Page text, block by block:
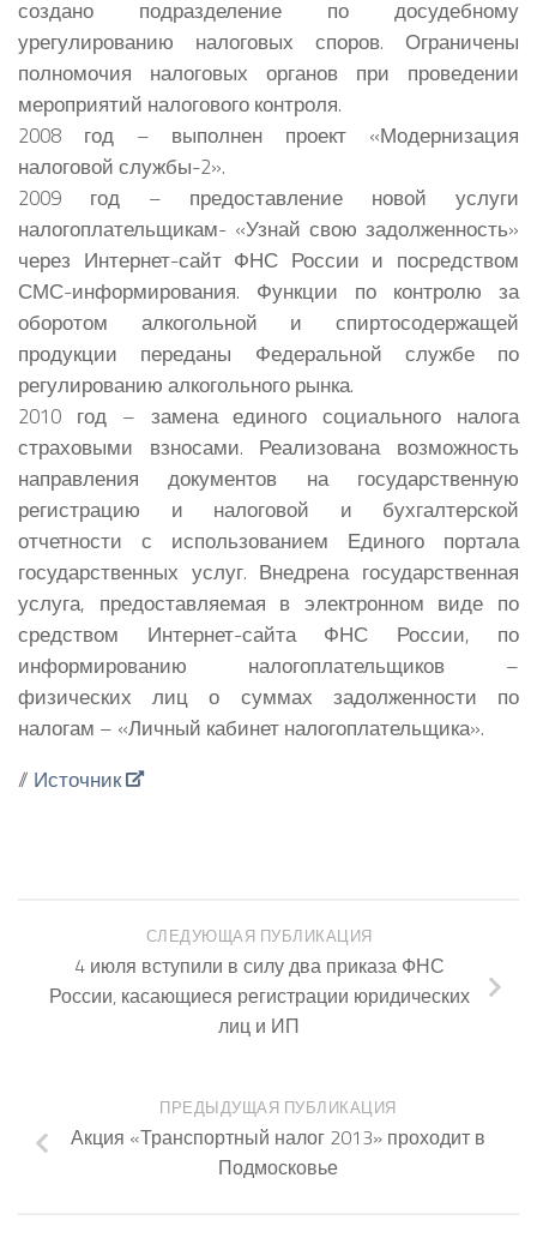
создано подразделение по досудебному
урегулированию налоговых споров. Ограничены
полномочия налоговых органов при проведении
мероприятий налогового контроля.
2008 год – выполнен проект «Модернизация
налоговой службы-2».
2009 год – предоставление новой услуги
налогоплательщикам- «Узнай свою задолженность»
через Интернет-сайт ФНС России и посредством
СМС-информирования. Функции по контролю за
оборотом алкогольной и спиртосодержащей
продукции переданы Федеральной службе по
регулированию алкогольного рынка.
2010 год – замена единого социального налога
страховыми взносами. Реализована возможность
направления документов на государственную
регистрацию и налоговой и бухгалтерской
отчетности с использованием Единого портала
государственных услуг. Внедрена государственная
услуга, предоставляемая в электронном виде по
средством Интернет-сайта ФНС России, по
информированию налогоплательщиков –
физических лиц о суммах задолженности по
налогам – «Личный кабинет налогоплательщика».
// Источник
СЛЕДУЮЩАЯ ПУБЛИКАЦИЯ
4 июля вступили в силу два приказа ФНС
России, касающиеся регистрации юридических
лиц и ИП
ПРЕДЫДУЩАЯ ПУБЛИКАЦИЯ
Акция «Транспортный налог 2013» проходит в
Подмосковье